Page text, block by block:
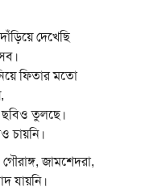
দেখেছি
ফিতার মতো
তুলছে।
চায়নি।
জামশেদরা,
যায়নি।